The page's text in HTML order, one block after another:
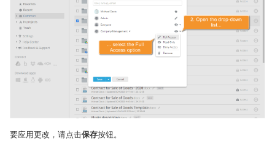
要应用更改，请点击保存按钮。